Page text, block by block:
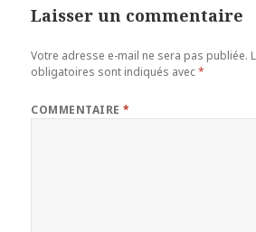
Laisser un commentaire
Votre adresse e-mail ne sera pas publiée.
obligatoires sont indiqués avec*
COMMENTAIRE*